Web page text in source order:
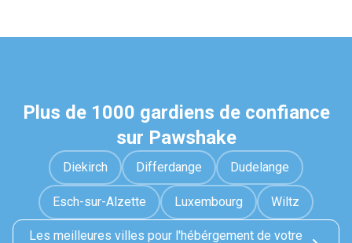
Plus de 1000 gardiens de confiance
sur Pawshake
Diekirch Differdange Dudelange
Esch-sur-Alzette Luxembourg Wiltz
Les meilleures villes pour l'hébérgement de votre